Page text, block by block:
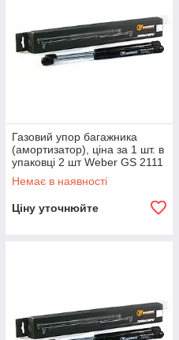
Газовий упор багажника
(амортизатор), ціна за 1 шт. в
упаковці 2 шт Weber GS 2111
для ВАЗ 2111 универсал
Немає в наявності
Ціну уточнюйте